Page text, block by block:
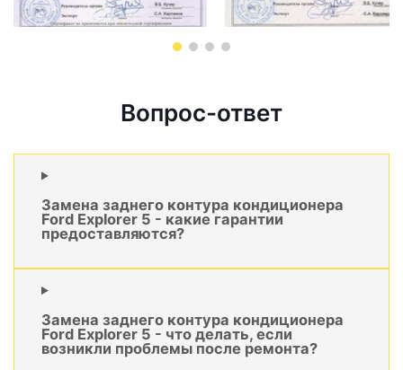
Вопрос-ответ
Замена заднего контура кондиционера
Ford Explorer 5 - какие гарантии
предоставляются?
Замена заднего контура кондиционера
Ford Explorer 5 - что делать, если
возникли проблемы после ремонта?